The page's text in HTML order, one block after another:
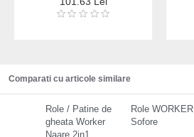
Comparati cu articole similare
Role / Patine de
gheata Worker
Naare 2in1
Role WORKER
Sofore